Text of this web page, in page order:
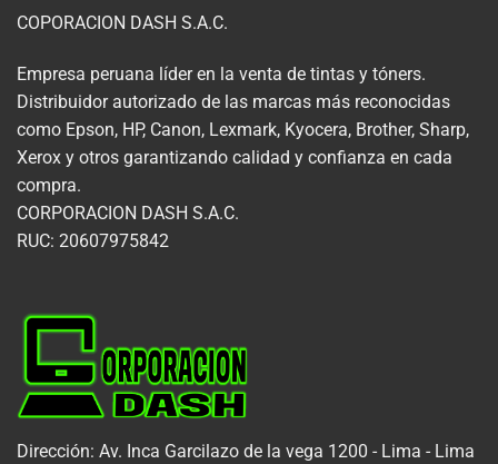
COPORACION DASH S.A.C.
Empresa peruana líder en la venta de tintas y tóners.
Distribuidor autorizado de las marcas más reconocidas
como Epson, HP, Canon, Lexmark, Kyocera, Brother, Sharp,
Xerox y otros garantizando calidad y confianza en cada
compra.
CORPORACION DASH S.A.C.
RUC: 20607975842
Dirección: Av. Inca Garcilazo de la vega 1200 - Lima - Lima